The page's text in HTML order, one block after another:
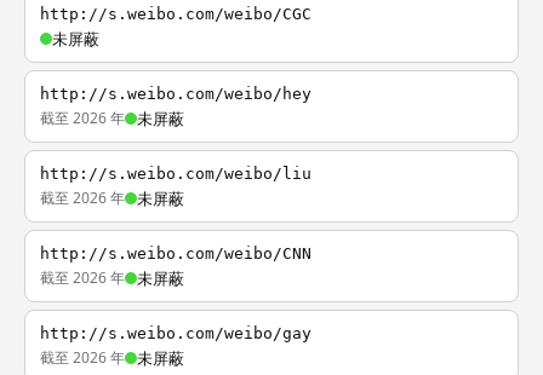
http://s.weibo.com/weibo/CGC
未屏蔽
http://s.weibo.com/weibo/hey
截至 2026 年 未屏蔽
http://s.weibo.com/weibo/liu
截至 2026 年 未屏蔽
http://s.weibo.com/weibo/CNN
截至 2026 年 未屏蔽
http://s.weibo.com/weibo/gay
截至 2026 年 未屏蔽